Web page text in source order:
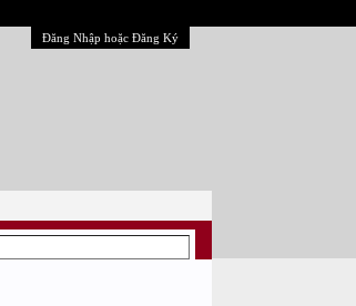
Đăng Nhập hoặc Đăng Ký